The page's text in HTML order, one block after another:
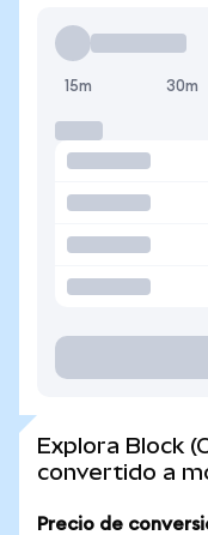
15m 30m
Explora Block
convertido a
Precio de